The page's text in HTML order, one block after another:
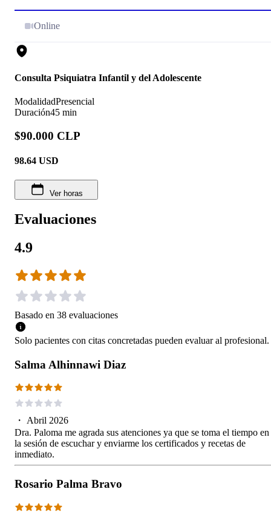
Online
Consulta Psiquiatra Infantil y del Adolescente
ModalidadPresencial
Duración45 min
$90.000 CLP
98.64 USD
Ver horas
Evaluaciones
4.9
Basado en 38 evaluaciones
Solo pacientes con citas concretadas pueden evaluar al profesional.
Salma Alhinnawi Diaz
・ Abril 2026
Dra. Paloma me agrada sus atenciones ya que se toma el tiempo en
la sesión de escuchar y enviarme los certificados y recetas de
inmediato.
Rosario Palma Bravo